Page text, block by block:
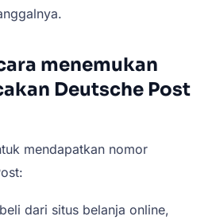
menemukan
Deutsche Post
mendapatkan nomor
dari situs belanja online,